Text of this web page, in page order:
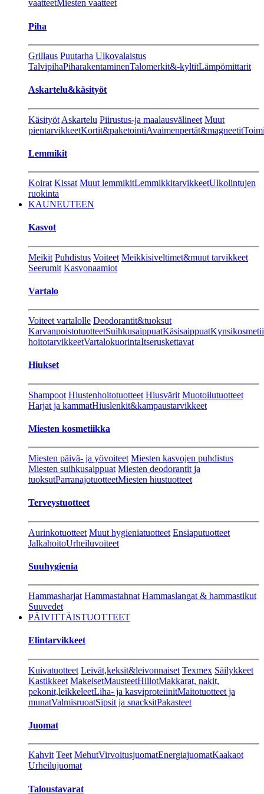
vaatteetMiesten vaatteet
Piha
Grillaus Puutarha Ulkovalaistus
TalvipihaPiharakentaminenTalomerkit&-kyltitLämpömittarit
Askartelu&käsityöt
Käsityöt Askartelu Piirustus-ja maalausvälineet Muut
pientarvikkeetKortit&paketointiAvaimenpertät&magneetit
Lemmikit
Koirat Kissat Muut lemmikitLemmikkitarvikkeetUlkolintujen
ruokinta
KAUNEUTEEN
Kasvot
Meikit Puhdistus Voiteet Meikkisiveltimet&muut tarvikkeet
Seerumit Kasvonaamiot
Vartalo
Voiteet vartalolle Deodorantit&tuoksut
KarvanpoistotuotteetSuihkusaippuatKäsisaippuat
hoitotarvikkeetVartalokuorintaItseruskettavat
Hiukset
Shampoot Hiustenhoitotuotteet Hiusvärit Muotoilutuotteet
Harjat ja kammatHiuslenkit&kampaustarvikkeet
Miesten kosmetiikka
Miesten päivä- ja yövoiteet Miesten kasvojen puhdistus
Miesten suihkusaippuat Miesten deodorantit ja
tuoksutParranajotuotteetMiesten hiustuotteet
Terveystuotteet
Aurinkotuotteet Muut hygieniatuotteet Ensiaputuotteet
JalkahoitoUrheiluvoiteet
Suuhygienia
Hammasharjat Hammastahnat Hammaslangat & hammastikut
Suuvedet
PÄIVITTÄISTUOTTEET
Elintarvikkeet
Kuivatuotteet Leivät,keksit&leivonnaiset Texmex Säilykkeet
Kastikkeet MakeisetMausteetHillotMakkarat, nakit,
pekonit,leikkeleetLiha- ja kasviproteiinitMaitotuotteet ja
munatValmisruoatSipsit ja snacksitPakasteet
Juomat
Kahvit Teet MehutVirvoitusjuomatEnergiajuomatKaakaot
Urheilujuomat
Taloustavarat